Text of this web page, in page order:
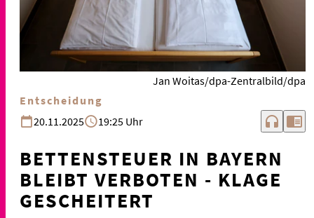
Jan Woitas/dpa-Zentralbild/dpa
Entscheidung
20.11.2025
19:25 Uhr headphones chrome_reader_mode
BETTENSTEUER IN BAYERN
BLEIBT VERBOTEN - KLAGE
GESCHEITERT